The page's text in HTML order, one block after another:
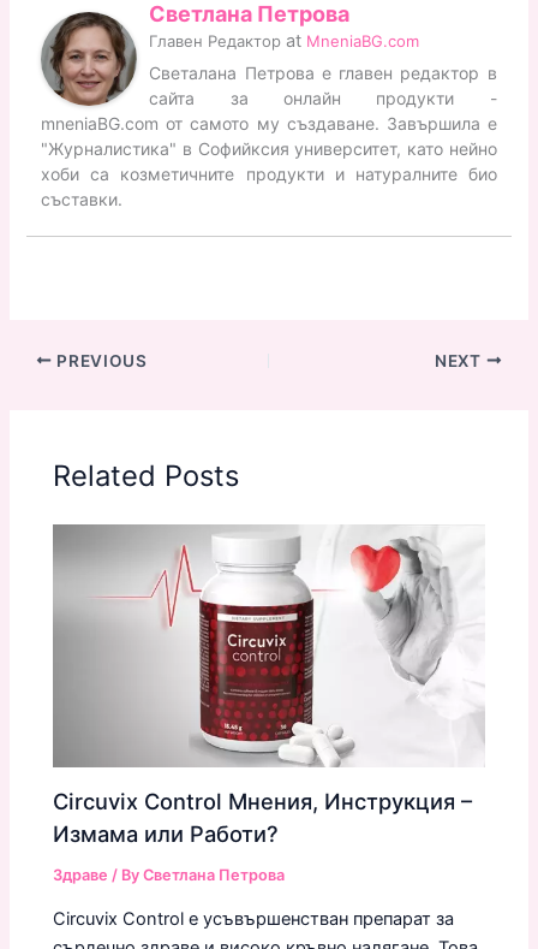
Светлана Петрова
Главен Редактор at MneniaBG.com
Светалана Петрова е главен редактор в
сайта за онлайн продукти -
mneniaBG.com от самото му създаване. Завършила е
"Журналистика" в Софийксия университет, като нейно
хоби са козметичните продукти и натуралните био
съставки.
PREVIOUS NEXT
Related Posts
Circuvix Control Мнения, Инструкция –
Измама или Работи?
Здраве / ByСветлана Петрова
Circuvix Control е усъвършенстван препарат за